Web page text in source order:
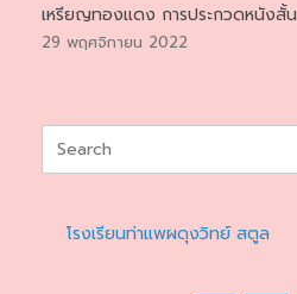
เหรียญทองแดง การประกวดหนังสั้น
29 พฤศจิกายน 2022
Search
for:
โรงเรียนท่าแพผดุงวิทย์ สตูล